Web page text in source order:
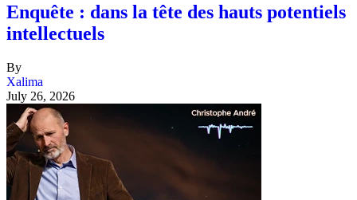
Enquête : dans la tête des hauts potentiels
intellectuels
By
Xalima
July 26, 2026